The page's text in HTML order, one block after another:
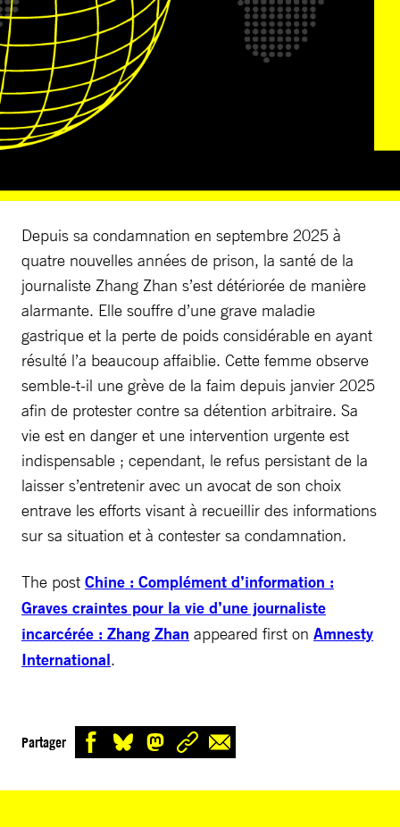
Depuis sa condamnation en septembre 2025 à
quatre nouvelles années de prison, la santé de la
journaliste Zhang Zhan s’est détériorée de manière
alarmante. Elle souffre d’une grave maladie
gastrique et la perte de poids considérable en ayant
résulté l’a beaucoup affaiblie. Cette femme observe
semble-t-il une grève de la faim depuis janvier 2025
afin de protester contre sa détention arbitraire. Sa
vie est en danger et une intervention urgente est
indispensable ; cependant, le refus persistant de la
laisser s’entretenir avec un avocat de son choix
entrave les efforts visant à recueillir des informations
sur sa situation et à contester sa condamnation.
The post Chine : Complément d’information :
Graves craintes pour la vie d’une journaliste
incarcérée : Zhang Zhan appeared first on Amnesty
International.
Partager